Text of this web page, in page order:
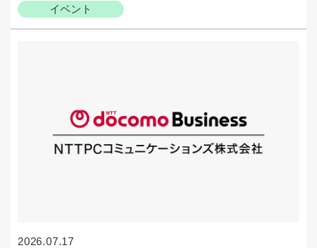
イベント
2026.07.17